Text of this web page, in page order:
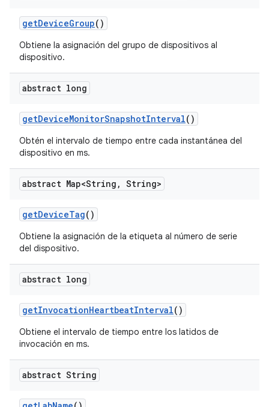
getDeviceGroup()
Obtiene la asignación del grupo de dispositivos al
dispositivo.
abstract long
getDeviceMonitorSnapshotInterval()
Obtén el intervalo de tiempo entre cada instantánea del
dispositivo en ms.
abstract Map<String , String>
getDeviceTag()
Obtiene la asignación de la etiqueta al número de serie
del dispositivo.
abstract long
getInvocationHeartbeatInterval()
Obtiene el intervalo de tiempo entre los latidos de
invocación en ms.
abstract String